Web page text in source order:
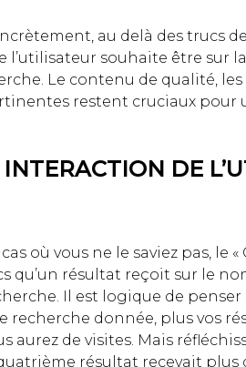
au delà des trucs
l’utilisateur souhaite être sur
Le contenu de qualité,
restent cruciaux pour
DE
où vous ne le saviez pas, le «
qu’un résultat reçoit sur le
Il est logique de
recherche donnée, plus vos
aurez de visites. Mais
résultat recevait plus